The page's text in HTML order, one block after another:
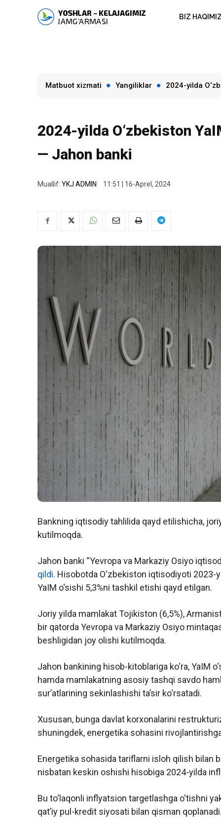
BIZ
Matbuot xizmati Yangiliklar 2024-yilda
2024-yilda O‘zbekiston
— Jahon banki
Muallif: YKJ ADMIN 11:51 | 16-Aprel, 2024
Bankning iqtisodiy tahlilida qayd etilishicha,
kutilmoqda.
Jahon banki “Yevropa va Markaziy Osiyo
qildi. Hisobotda O‘zbekiston iqtisodiyoti 2023-
YaIM o‘sishi 5,3%ni tashkil etishi qayd etilgan.
Joriy yilda mamlakat Tojikiston (6,5%),
bir qatorda Yevropa va Markaziy Osiyo
beshligidan joy olishi kutilmoqda.
Jahon bankining hisob-kitoblariga ko‘ra, YaIM
hamda mamlakatning asosiy tashqi savdo
sur’atlarining sekinlashishi ta’sir ko‘rsatadi.
Xususan, bunga davlat korxonalarini
shuningdek, energetika sohasini
Energetika sohasida tariflarni isloh qilish bilan
nisbatan keskin oshishi hisobiga 2024-yilda
Bu to‘laqonli inflyatsion targetlashga o‘tishni
qat’iy pul-kredit siyosati bilan qisman